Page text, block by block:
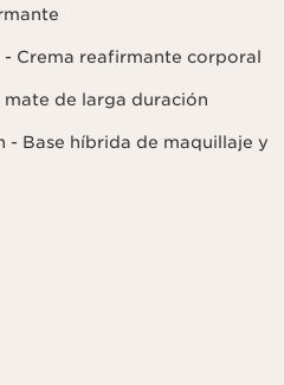
Crema reafirmante corporal
de larga duración
- Base híbrida de maquillaje y